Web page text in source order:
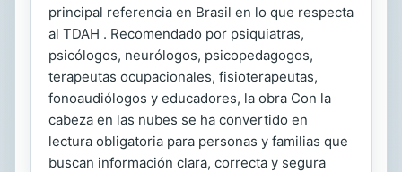
principal referencia en Brasil en lo que respecta
al TDAH . Recomendado por psiquiatras,
psicólogos, neurólogos, psicopedagogos,
terapeutas ocupacionales, fisioterapeutas,
fonoaudiólogos y educadores, la obra Con la
cabeza en las nubes se ha convertido en
lectura obligatoria para personas y familias que
buscan información clara, correcta y segura